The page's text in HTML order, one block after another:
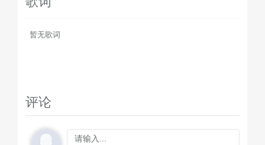
暂无歌词
评论